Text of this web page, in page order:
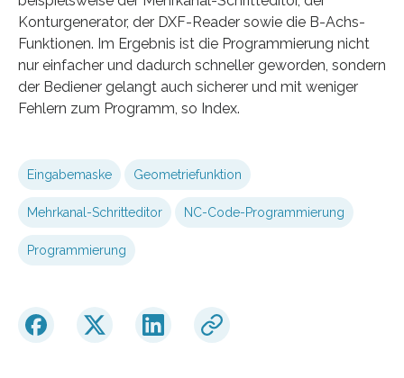
Konturgenerator, der DXF-Reader sowie die B-Achs-
Funktionen. Im Ergebnis ist die Programmierung nicht
nur einfacher und dadurch schneller geworden, sondern
der Bediener gelangt auch sicherer und mit weniger
Fehlern zum Programm, so Index.
Eingabemaske Geometriefunktion
Mehrkanal-Schritteditor NC-Code-Programmierung
Programmierung